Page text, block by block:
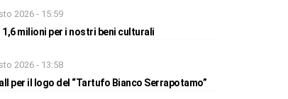
2026 - 15:59
1,6 milioni per i nostri beni culturali
2026 - 13:58
per il logo del “Tartufo Bianco Serrapotamo”